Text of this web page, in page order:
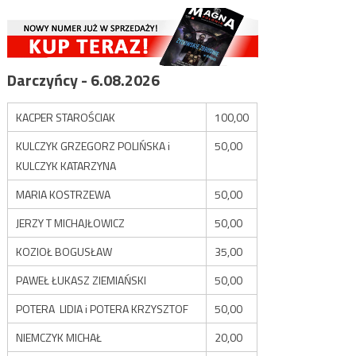
Darczyńcy - 6.08.2026
KACPER STAROŚCIAK
100,00
KULCZYK GRZEGORZ POLIŃSKA i
KULCZYK KATARZYNA
50,00
MARIA KOSTRZEWA
50,00
JERZY T MICHAJŁOWICZ
50,00
KOZIOŁ BOGUSŁAW
35,00
PAWEŁ ŁUKASZ ZIEMIAŃSKI
50,00
POTERA LIDIA i POTERA KRZYSZTOF
50,00
NIEMCZYK MICHAŁ
20,00